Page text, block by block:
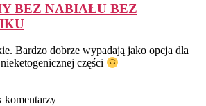
BEZ NABIAŁU BEZ
Bardzo dobrze wypadają jako opcja dla
części
komentarzy